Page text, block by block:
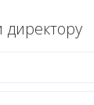
директору